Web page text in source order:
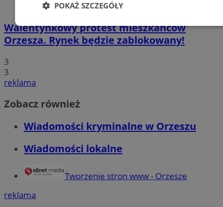
Walentynkowy protest mieszkańców
Orzesza. Rynek będzie zablokowany!
3
3
reklama
Zobacz również
Wiadomości kryminalne w Orzeszu
Wiadomości lokalne
Tworzenie stron www - Orzesze
reklama
POKAŻ SZCZEGÓŁY
Niezbędne Wydajność
Niezbędne pliki cookie umożliwiają korzystanie z podstawowych
strony internetowej, takich jak logowanie użytkownika i